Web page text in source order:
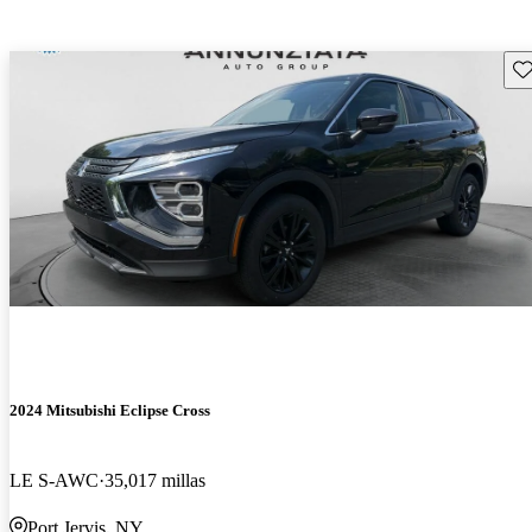
2024 Mitsubishi Eclipse Cross
LE S-AWC 35,017 millas